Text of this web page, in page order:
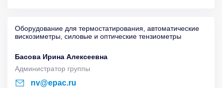
Оборудование для термостатирования, автоматические
вискозиметры, силовые и оптические тензиометры
Басова Ирина Алексеевна
Администратор группы
nv@epac.ru